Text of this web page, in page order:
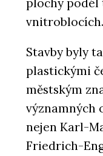
vnitroblocích.
Stavby byly
plastickými
městským
významných
nejen Karl-
Friedrich-